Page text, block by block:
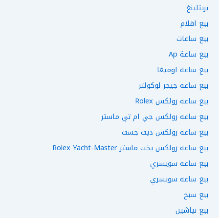
بريتلينغ
بيع اقلام
بيع ساعات
بيع ساعة Ap
بيع ساعة اوميغا
بيع ساعه جيجر لوكولتر
بيع ساعه رولكس Rolex
بيع ساعه رولكس جي ام تي ماستر
بيع ساعه رولكس ديت جست
بيع ساعه رولكس يخت ماستر Rolex Yacht-Master
بيع ساعه سويسري
بيع ساعه سويسري
بيع سبح
بيع نياشين